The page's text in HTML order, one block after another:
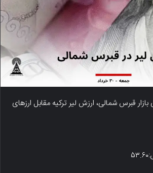
بازار قبرس شمالی، ارزش لیر ترکیه مقابل ارزهای